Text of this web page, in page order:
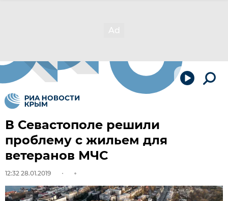
В Севастополе решили
проблему с жильем для
ветеранов МЧС
12:32 28.01.2019